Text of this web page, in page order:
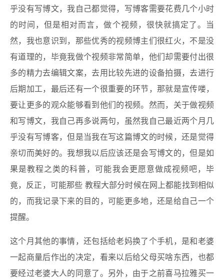
乎没有写博文，我自己都觉得，写博客需要花费几个小时
的时间，但是相对而言，做个视频，很快就搞定了。当
然，我也意识到，那些优秀的视频博主们很红火，不是没
有道理的，毕竟我做个视频非常简单，他们却需要付出很
多的精力去编辑文案，去用比较先进的设备拍摄，去进行
后期加工，最后还有一个很重要的环节，那就是宣传喽，
要让更多的观众能够看到他们的视频。然而，关于做视频
和写博文，我自己再多说两句，虽然我自己最近两个月几
乎没有写博客，但是当我在写这篇博文的时候，还是觉得
亲切而美好的。我想我以后应该还是会写博文的，但是如
果是教程之类的科普，可能我会更愿意做成视频吧，毕
竟，反正，可能那些 教程大部分时候在网上都能找到相似
的，而我记录下来的目的，可能更多地，还是给自己一个
提醒。
这个月其他的事情，还包括给老妈换了个手机，是和老婆
一起商量后作出的决定，看来以后给父母买啥东西，也都
要经过老婆大人的同意了。另外，由于之前喜马拉雅买一